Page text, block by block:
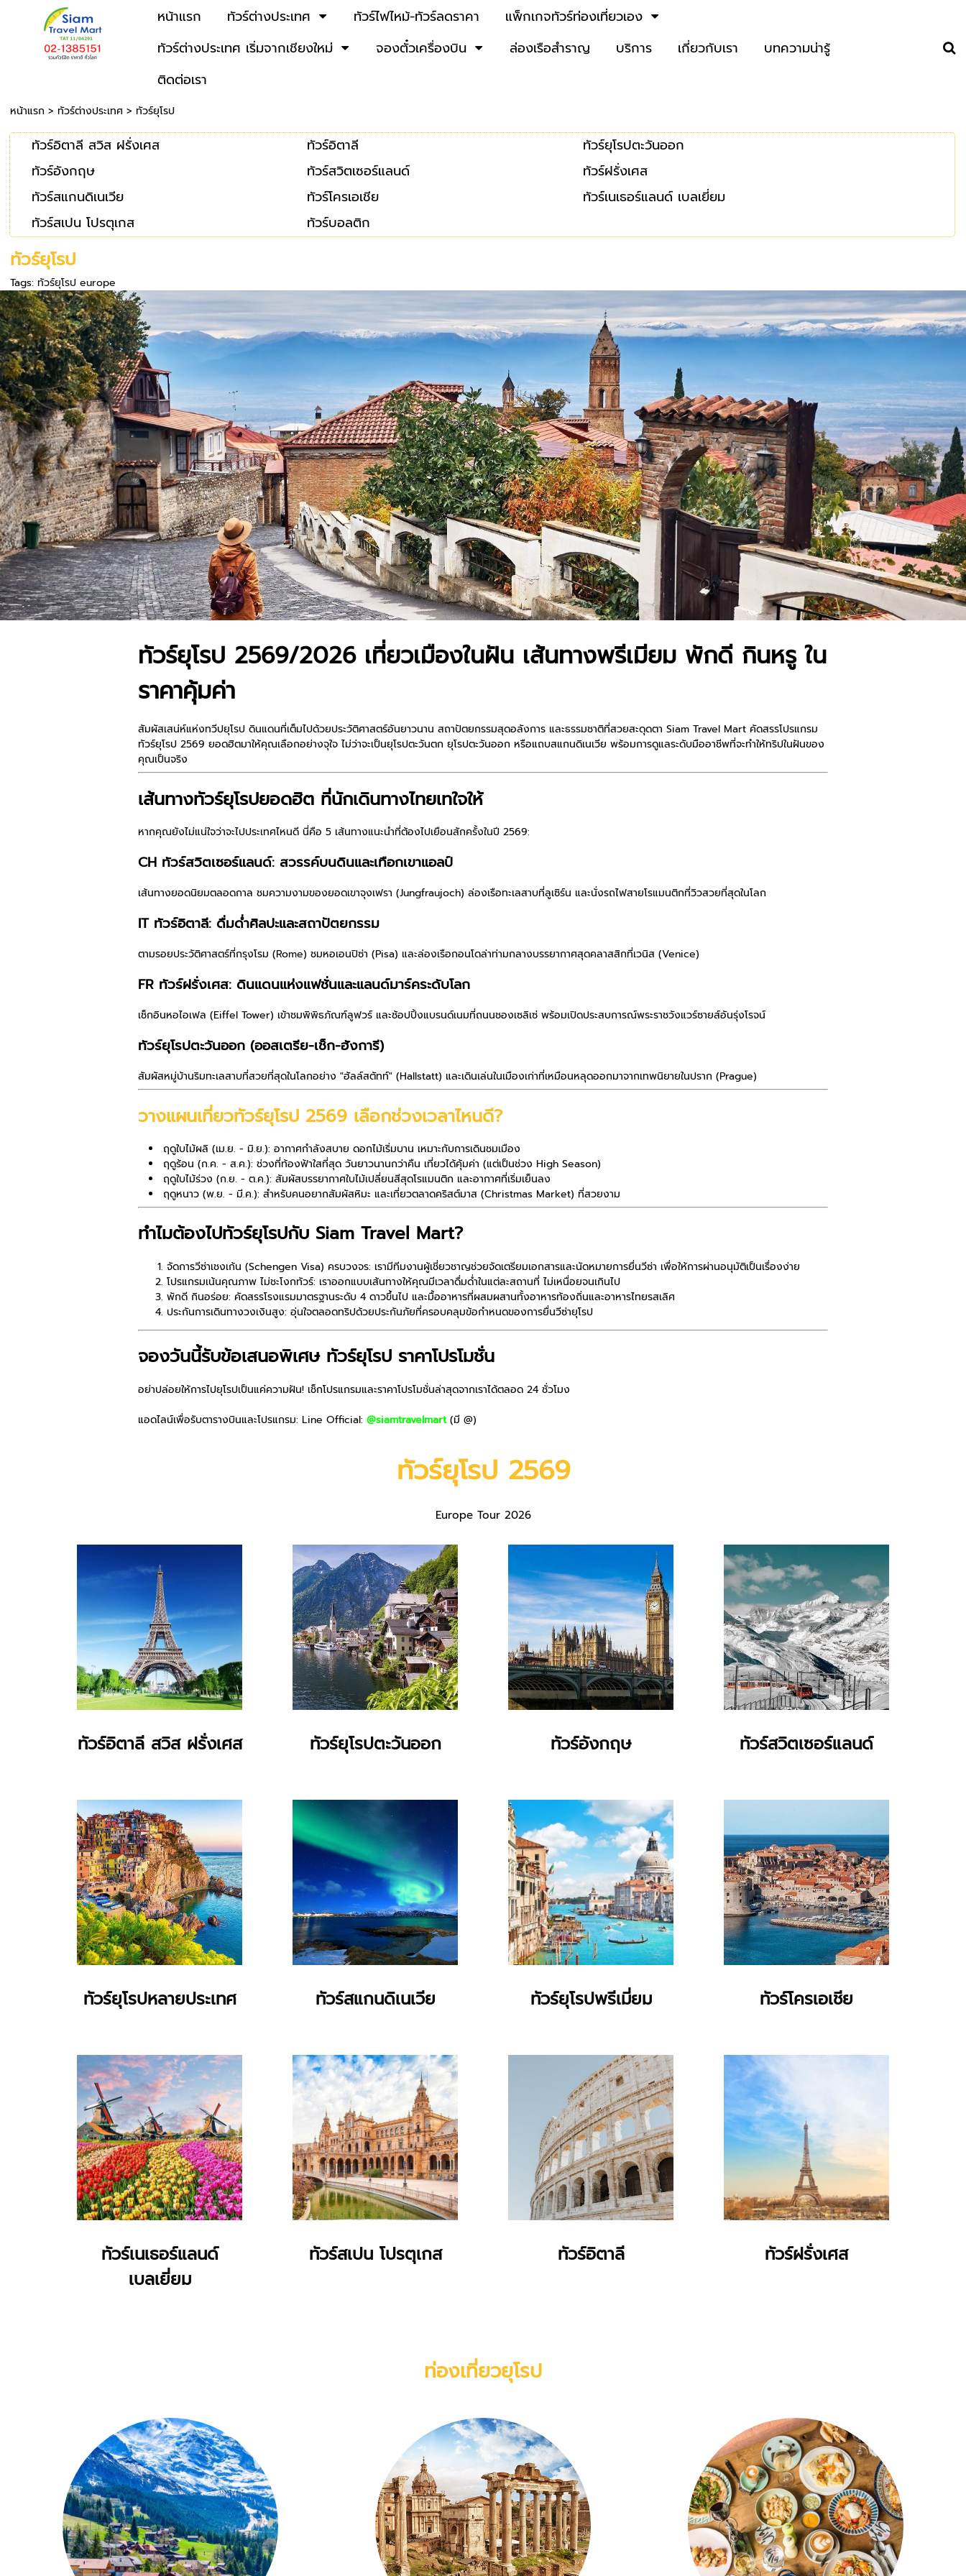
หน้าแรก ทัวร์ต่างประเทศ ทัวร์ไฟไหม้-ทัวร์ลดราคา
แพ็กเกจทัวร์ท่องเที่ยวเอง
ทัวร์ต่างประเทศ เริ่มจากเชียงใหม่
จองตั๋วเครื่องบิน ล่องเรือสำราญ บริการ เกี่ยวกับเรา
บทความน่ารู้
ติดต่อเรา
หน้าแรก > ทัวร์ต่างประเทศ> ทัวร์ยุโรป
ทัวร์อิตาลี สวิส ฝรั่งเศส ทัวร์อิตาลี
ทัวร์ยุโรปตะวันออก
ทัวร์อังกฤษ
ทัวร์สวิตเซอร์แลนด์
ทัวร์ฝรั่งเศส
ทัวร์สแกนดิเนเวีย
ทัวร์โครเอเชีย
ทัวร์เนเธอร์แลนด์ เบลเยี่ยม
ทัวร์สเปน โปรตุเกส
ทัวร์บอลติก
ทัวร์ยุโรป
Tags: ทัวร์ยุโรป europe
ทัวร์ยุโรป 2569/2026 เที่ยวเมืองในฝัน เส้นทางพรีเมียม พักดี กินหรู ใน
ราคาคุ้มค่า
สัมผัสเสน่ห์แห่งทวีปยุโรป ดินแดนที่เต็มไปด้วยประวัติศาสตร์อันยาวนาน สถาปัตยกรรมสุดอลังการ และธรรมชาติที่สวยสะดุดตา Siam Travel Mart คัดสรรโปรแกรม
ทัวร์ยุโรป 2569 ยอดฮิตมาให้คุณเลือกอย่างจุใจ ไม่ว่าจะเป็นยุโรปตะวันตก ยุโรปตะวันออก หรือแถบสแกนดิเนเวีย พร้อมการดูแลระดับมืออาชีพที่จะทำให้ทริปในฝันของ
คุณเป็นจริง
เส้นทางทัวร์ยุโรปยอดฮิต ที่นักเดินทางไทยเทใจให้
หากคุณยังไม่แน่ใจว่าจะไปประเทศไหนดี นี่คือ 5 เส้นทางแนะนำที่ต้องไปเยือนสักครั้งในปี 2569:
CH ทัวร์สวิตเซอร์แลนด์: สวรรค์บนดินและเทือกเขาแอลป์
เส้นทางยอดนิยมตลอดกาล ชมความงามของยอดเขาจุงเฟรา (Jungfraujoch) ล่องเรือทะเลสาบที่ลูเซิร์น และนั่งรถไฟสายโรแมนติกที่วิวสวยที่สุดในโลก
IT ทัวร์อิตาลี: ดื่มด่ำศิลปะและสถาปัตยกรรม
ตามรอยประวัติศาสตร์ที่กรุงโรม (Rome) ชมหอเอนปิซ่า (Pisa) และล่องเรือกอนโดล่าท่ามกลางบรรยากาศสุดคลาสสิกที่เวนิส (Venice)
FR ทัวร์ฝรั่งเศส: ดินแดนแห่งแฟชั่นและแลนด์มาร์คระดับโลก
เช็กอินหอไอเฟล (Eiffel Tower) เข้าชมพิพิธภัณฑ์ลูฟวร์ และช้อปปิ้งแบรนด์เนมที่ถนนชองเซลิเซ่ พร้อมเปิดประสบการณ์พระราชวังแวร์ซายส์อันรุ่งโรจน์
ทัวร์ยุโรปตะวันออก (ออสเตรีย-เช็ก-ฮังการี)
สัมผัสหมู่บ้านริมทะเลสาบที่สวยที่สุดในโลกอย่าง "ฮัลล์สตัทท์" (Hallstatt) และเดินเล่นในเมืองเก่าที่เหมือนหลุดออกมาจากเทพนิยายในปราก (Prague)
วางแผนเที่ยวทัวร์ยุโรป 2569 เลือกช่วงเวลาไหนดี?
ฤดูใบไม้ผลิ (เม.ย. - มิ.ย.): อากาศกำลังสบาย ดอกไม้เริ่มบาน เหมาะกับการเดินชมเมือง
ฤดูร้อน (ก.ค. - ส.ค.): ช่วงที่ท้องฟ้าใสที่สุด วันยาวนานกว่าคืน เที่ยวได้คุ้มค่า (แต่เป็นช่วง High Season)
ฤดูใบไม้ร่วง (ก.ย. - ต.ค.): สัมผัสบรรยากาศใบไม้เปลี่ยนสีสุดโรแมนติก และอากาศที่เริ่มเย็นลง
ฤดูหนาว (พ.ย. - มี.ค.): สำหรับคนอยากสัมผัสหิมะ และเที่ยวตลาดคริสต์มาส (Christmas Market) ที่สวยงาม
ทำไมต้องไปทัวร์ยุโรปกับ Siam Travel Mart?
จัดการวีซ่าเชงเก้น (Schengen Visa) ครบวงจร: เรามีทีมงานผู้เชี่ยวชาญช่วยจัดเตรียมเอกสารและนัดหมายการยื่นวีซ่า เพื่อให้การผ่านอนุมัติเป็นเรื่องง่าย
โปรแกรมเน้นคุณภาพ ไม่ชะโงกทัวร์: เราออกแบบเส้นทางให้คุณมีเวลาดื่มด่ำในแต่ละสถานที่ ไม่เหนื่อยจนเกินไป
พักดี กินอร่อย: คัดสรรโรงแรมมาตรฐานระดับ 4 ดาวขึ้นไป และมื้ออาหารที่ผสมผสานทั้งอาหารท้องถิ่นและอาหารไทยรสเลิศ
ประกันการเดินทางวงเงินสูง: อุ่นใจตลอดทริปด้วยประกันภัยที่ครอบคลุมข้อกำหนดของการยื่นวีซ่ายุโรป
จองวันนี้รับข้อเสนอพิเศษ ทัวร์ยุโรป ราคาโปรโมชั่น
อย่าปล่อยให้การไปยุโรปเป็นแค่ความฝัน! เช็กโปรแกรมและราคาโปรโมชั่นล่าสุดจากเราได้ตลอด 24 ชั่วโมง
แอดไลน์เพื่อรับตารางบินและโปรแกรม: Line Official: @siamtravelmart(มี @)
ทัวร์ยุโรป 2569
Europe Tour 2026
ทัวร์อิตาลี สวิส ฝรั่งเศส ทัวร์ยุโรปตะวันออก ทัวร์อังกฤษ ทัวร์สวิตเซอร์แลนด์
ทัวร์ยุโรปหลายประเทศ ทัวร์สแกนดิเนเวีย ทัวร์ยุโรปพรีเมี่ยม ทัวร์โครเอเชีย
ทัวร์เนเธอร์แลนด์
เบลเยี่ยม
ทัวร์สเปน โปรตุเกส ทัวร์อิตาลี ทัวร์ฝรั่งเศส
ท่องเที่ยวยุโรป